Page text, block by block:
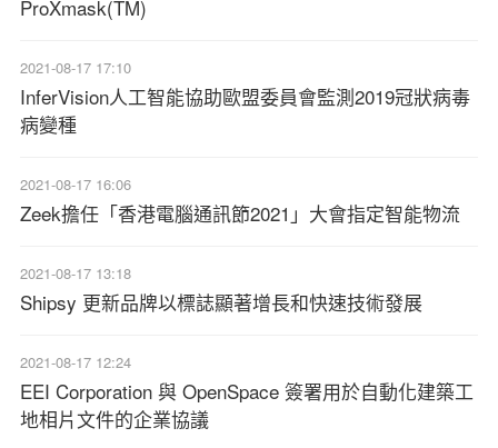
ProXmask(TM)
2021-08-17 17:10
InferVision人工智能協助歐盟委員會監測2019冠狀病毒
病變種
2021-08-17 16:06
Zeek擔任「香港電腦通訊節2021」大會指定智能物流
2021-08-17 13:18
Shipsy 更新品牌以標誌顯著增長和快速技術發展
2021-08-17 12:24
EEI Corporation 與 OpenSpace 簽署用於自動化建築工
地相片文件的企業協議